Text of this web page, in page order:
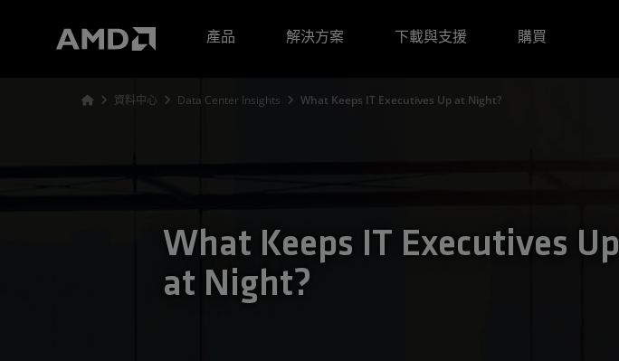
產品
解決方案 下載與支援 購買
資料中心 Data Center Insights What Keeps IT Executives Up at Night?
What Keeps IT Executives Up
at Night?